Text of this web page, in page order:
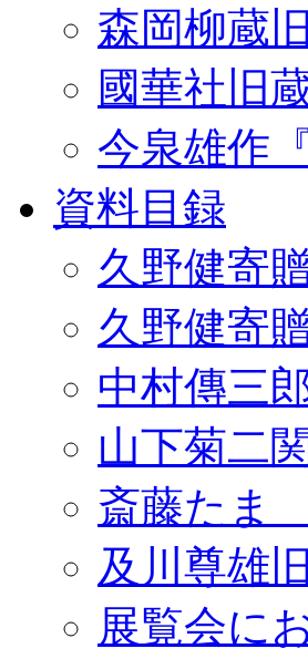
森岡柳蔵
國華社旧
今泉雄作
資料目録
久野健寄
久野健寄
中村傳三
山下菊二
斎藤たま
及川尊雄
展覧会に